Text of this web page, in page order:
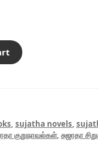
, sujatha novels,
குறுநாவல்கள், சுஜாதா